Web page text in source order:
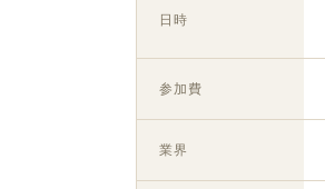
日時
参加費
業界